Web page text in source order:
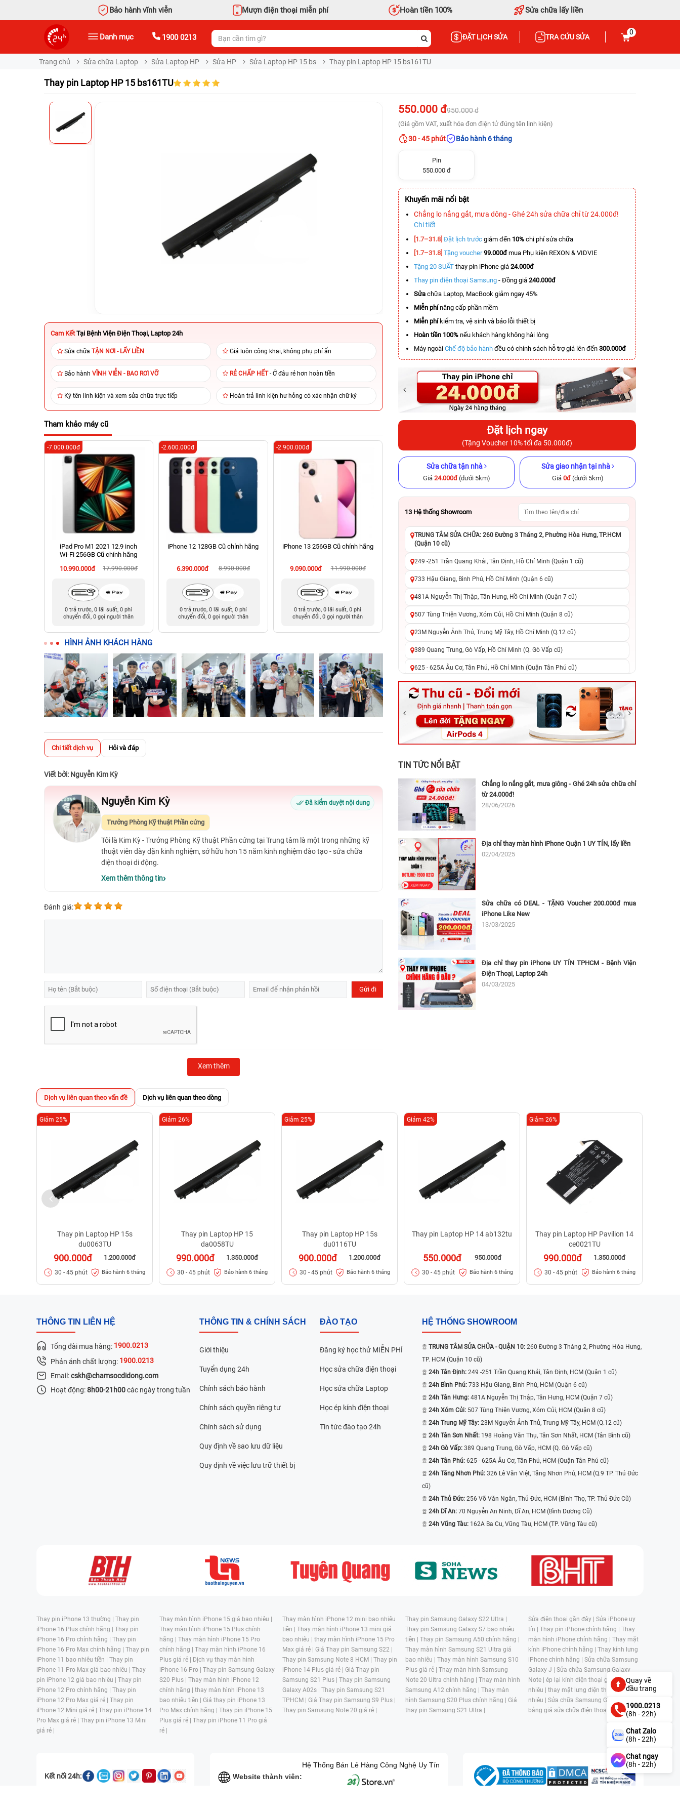
Bảo hành vĩnh viễn Mượn điện thoại miễn phí Hoàn tiền 100% Sửa chữa lấy liền
Danh mục 1900 0213 ĐẶT LỊCH SỬA TRA CỨU SỬA
0
Trang chủ Sửa chữa Laptop Sửa Laptop HP Sửa HP Sửa Laptop HP 15 bs Thay pin Laptop HP 15 bs161TU
Thay pin Laptop HP 15 bs161TU
Cam Kết Tại Bệnh Viện Điện Thoại, Laptop 24h
Sửa chữa TẬN NƠI - LẤY LIỀN Giá luôn công khai, không phụ phí ẩn
Bảo hành VĨNH VIỄN - BAO RƠI VỠ RẺ CHẤP HẾT- Ở đâu rẻ hơn hoàn tiền
Ký tên linh kiện và xem sửa chữa trực tiếp Hoàn trả linh kiện hư hỏng có xác nhận chữ ký
Tham khảo máy cũ
iPad Pro M1 2021 12.9 inch
Wi‑Fi 256GB Cũ chính hãng
10.990.000đ
17.990.000đ
-7.000.000đ
0 trả trước, 0 lãi suất, 0 phí
chuyển đổi, 0 gọi người thân
iPhone 12 128GB Cũ chính hãng
6.390.000đ 8.990.000đ
-2.600.000đ
0 trả trước, 0 lãi suất, 0 phí
chuyển đổi, 0 gọi người thân
iPhone 13 256GB Cũ chính hãng
9.090.000đ 11.990.000đ
-2.900.000đ
0 trả trước, 0 lãi suất, 0 phí
chuyển đổi, 0 gọi người thân
iPhone XS Max 512GB Cũ chính
hãng
6.490.000đ
13.290.000đ
-6.800.000đ
chuyển đổi, 0 gọi người thân
hãng
14.090.000đ
17.990.000đ
-3.900.000đ
chuyển đổi, 0 gọi người thân
-2.700.000đ
HÌNH ẢNH KHÁCH HÀNG
Chi tiết dịch vụ Hỏi và đáp
Viết bởi: Nguyễn Kim Kỳ
Nguyễn Kim Kỳ Đã kiểm duyệt nội dung
Trưởng Phòng Kỹ thuật Phần cứng
Tôi là Kim Kỳ - Trưởng Phòng Kỹ thuật Phần cứng tại Trung tâm là một trong những kỹ
thuật viên dày dặn kinh nghiệm, sở hữu hơn 15 năm kinh nghiệm đào tạo - sửa chữa
điện thoại di động.
Xem thêm thông tin
Đánh giá:
Xem thêm
550.000 đ950.000 đ
(Giá gồm VAT, xuất hóa đơn điện tử đúng tên linh kiện)
30 - 45 phút Bảo hành 6 tháng
Pin
550.000 đ
Khuyến mãi nổi bật
Chẳng lo nắng gắt, mưa dông - Ghé 24h sửa chữa chỉ từ 24.000đ!
Chi tiết
[1.7–31.8] Đặt lịch trước giảm đến 10% chi phí sửa chữa
[1.7–31.8] Tặng voucher 99.000đmua Phụ kiện REXON & VIDVIE
Tặng 20 SUẤT thay pin iPhone giá 24.000đ
Thay pin điện thoại Samsung - Đồng giá 240.000đ
Sửa chữa Laptop, MacBook giảm ngay 45%
Miễn phínâng cấp phần mềm
Miễn phíkiểm tra, vệ sinh và báo lỗi thiết bị
Hoàn tiền 100% nếu khách hàng không hài lòng
Máy ngoài Chế độ bảo hành đều có chính sách hỗ trợ giá lên đến 300.000đ
Đặt lịch ngay
(Tặng Voucher 10% tối đa 50.000đ)
Sửa chữa tận nhà
Giá 24.000đ(dưới 5km)
Sửa giao nhận tại nhà
Giá 0đ(dưới 5km)
13 Hệ thống Showroom
TRUNG TÂM SỬA CHỮA: 260 Đường 3 Tháng 2, Phường Hòa Hưng, TP.HCM
(Quận 10 cũ)
249 -251 Trần Quang Khải, Tân Định, Hồ Chí Minh (Quận 1 cũ)
733 Hậu Giang, Bình Phú, Hồ Chí Minh (Quận 6 cũ)
481A Nguyễn Thị Thập, Tân Hưng, Hồ Chí Minh (Quận 7 cũ)
507 Tùng Thiện Vương, Xóm Củi, Hồ Chí Minh (Quận 8 cũ)
23M Nguyễn Ảnh Thủ, Trung Mỹ Tây, Hồ Chí Minh (Q.12 cũ)
389 Quang Trung, Gò Vấp, Hồ Chí Minh (Q. Gò Vấp cũ)
625 - 625A Âu Cơ, Tân Phú, Hồ Chí Minh (Quận Tân Phú cũ)
326 Lê Văn Việt, Tăng Nhơn Phú, Hồ Chí Minh (Q.9 TP. Thủ Đức cũ)
256 Võ Văn Ngân, Thủ Đức, Hồ Chí Minh (Bình Thọ, TP. Thủ Đức Cũ)
70 Nguyễn An Ninh, Dĩ An, Hồ Chí Minh (Bình Dương Cũ)
24h Vũng Tàu: 162A Ba Cu, Vũng Tàu, Hồ Chí Minh (TP. Vũng Tàu cũ)
TIN TỨC NỔI BẬT
Chẳng lo nắng gắt, mưa giông - Ghé 24h sửa chữa chỉ
từ 24.000đ!
28/06/2026
Địa chỉ thay màn hình iPhone Quận 1 UY TÍN, lấy liền
02/04/2025
Sửa chữa có DEAL - TẶNG Voucher 200.000đ mua
iPhone Like New
13/03/2025
Địa chỉ thay pin iPhone UY TÍN TPHCM - Bệnh Viện
Điện Thoại, Laptop 24h
04/03/2025
Dịch vụ liên quan theo vấn đề Dịch vụ liên quan theo dòng
Thay pin Laptop HP 15s
du0063TU
900.000đ 1.200.000đ
Giảm 25%
30 - 45 phút Bảo hành 6 tháng
Thay pin Laptop HP 15
da0058TU
990.000đ 1.350.000đ
Giảm 26%
30 - 45 phút Bảo hành 6 tháng
Thay pin Laptop HP 15s
du0116TU
900.000đ 1.200.000đ
Giảm 25%
30 - 45 phút Bảo hành 6 tháng
Thay pin Laptop HP 14 ab132tu
550.000đ 950.000đ
Giảm 42%
30 - 45 phút Bảo hành 6 tháng
Thay pin Laptop HP Pavilion 14
ce0021TU
990.000đ 1.350.000đ
Giảm 26%
30 - 45 phút Bảo hành 6 tháng
THÔNG TIN LIÊN HỆ
Tổng đài mua hàng: 1900.0213
Phản ánh chất lượng: 1900.0213
Email:cskh@chamsocdidong.com
Hoạt động:8h00-21h00các ngày trong tuần
THÔNG TIN & CHÍNH SÁCH
Giới thiệu
Tuyển dụng 24h
Chính sách bảo hành
Chính sách quyền riêng tư
Chính sách sử dụng
Quy định về sao lưu dữ liệu
Quy định về việc lưu trữ thiết bị
ĐÀO TẠO
Đăng ký học thử MIỄN PHÍ
Học sửa chữa điện thoại
Học sửa chữa Laptop
Học ép kính điện thoại
Tin tức đào tạo 24h
HỆ THỐNG SHOWROOM
TRUNG TÂM SỬA CHỮA - QUẬN 10: 260 Đường 3 Tháng 2, Phường Hòa Hưng,
TP. HCM (Quận 10 cũ)
24h Tân Định: 249 -251 Trần Quang Khải, Tân Định, HCM (Quận 1 cũ)
24h Bình Phú: 733 Hậu Giang, Bình Phú, HCM (Quận 6 cũ)
24h Tân Hưng: 481A Nguyễn Thị Thập, Tân Hưng, HCM (Quận 7 cũ)
24h Xóm Củi: 507 Tùng Thiện Vương, Xóm Củi, HCM (Quận 8 cũ)
24h Trung Mỹ Tây: 23M Nguyễn Ảnh Thủ, Trung Mỹ Tây, HCM (Q.12 cũ)
24h Tân Sơn Nhất: 198 Hoàng Văn Thụ, Tân Sơn Nhất, HCM (Tân Bình cũ)
24h Gò Vấp: 389 Quang Trung, Gò Vấp, HCM (Q. Gò Vấp cũ)
24h Tân Phú: 625 - 625A Âu Cơ, Tân Phú, HCM (Quận Tân Phú cũ)
24h Tăng Nhơn Phú: 326 Lê Văn Việt, Tăng Nhơn Phú, HCM (Q.9 TP. Thủ Đức
cũ)
24h Thủ Đức: 256 Võ Văn Ngân, Thủ Đức, HCM (Bình Thọ, TP. Thủ Đức Cũ)
24h Dĩ An: 70 Nguyễn An Ninh, Dĩ An, HCM (Bình Dương Cũ)
24h Vũng Tàu: 162A Ba Cu, Vũng Tàu, HCM (TP. Vũng Tàu cũ)
Thay pin iPhone 13 thường | Thay pin
iPhone 16 Plus chính hãng | Thay pin
iPhone 16 Pro chính hãng | Thay pin
iPhone 16 Pro Max chính hãng | Thay pin
iPhone 11 bao nhiêu tiền | Thay pin
iPhone 11 Pro Max giá bao nhiêu | Thay
pin iPhone 12 giá bao nhiêu | Thay pin
iPhone 12 Pro chính hãng | Thay pin
iPhone 12 Pro Max giá rẻ | Thay pin
iPhone 12 Mini giá rẻ | Thay pin iPhone 14
Pro Max giá rẻ | Thay pin iPhone 13 Mini
giá rẻ |
Thay màn hình iPhone 15 giá bao nhiêu |
Thay màn hình iPhone 15 Plus chính
hãng | Thay màn hình iPhone 15 Pro
chính hãng | Thay màn hình iPhone 16
Plus giá rẻ | Dịch vụ thay màn hình
iPhone 16 Pro | Thay pin Samsung Galaxy
S20 Plus | Thay màn hình iPhone 12
chính hãng | thay màn hình iPhone 13
bao nhiêu tiền | Giá thay pin iPhone 13
Pro Max chính hãng | Thay pin iPhone 15
Plus giá rẻ | Thay pin iPhone 11 Pro giá
rẻ |
Thay màn hình iPhone 12 mini bao nhiêu
tiền | Thay màn hình iPhone 13 mini giá
bao nhiêu | thay màn hình iPhone 15 Pro
Max giá rẻ | Giá Thay pin Samsung S22 |
Thay pin Samsung Note 8 HCM | Thay pin
iPhone 14 Plus giá rẻ | Giá Thay pin
Samsung S21 Plus | Thay pin Samsung
Galaxy A02s | Thay pin Samsung S21
TPHCM | Giá Thay pin Samsung S9 Plus |
Thay pin Samsung Note 20 giá rẻ |
Thay pin Samsung Galaxy S22 Ultra |
Thay pin Samsung Galaxy S7 bao nhiêu
tiền | Thay pin Samsung A50 chính hãng |
Thay màn hình Samsung S21 Ultra giá
bao nhiêu | Thay màn hình Samsung S10
Plus giá rẻ | Thay màn hình Samsung
Note 20 Ultra chính hãng | Thay màn hình
Samsung A12 chính hãng | Thay màn
hình Samsung S20 Plus chính hãng | Giá
thay pin Samsung S21 Ultra |
Sửa điện thoại gần đây | Sửa iPhone uy
tín | Thay pin iPhone chính hãng | Thay
màn hình iPhone chính hãng | Thay mặt
kính iPhone chính hãng | Thay kính lưng
iPhone chính hãng | Sửa chữa Samsung
Galaxy J | Sửa chữa Samsung Galaxy
Note | ép lại kính điện thoại giá bao
nhiêu | thay mặt lưng điện thoại giá bao
nhiêu | Sửa chữa Samsung Galaxy S |
bảng giá sửa chữa điện thoại samsung |
Kết nối 24h: Website thành viên:
Hệ Thống Bán Lẻ Hàng Công Nghệ Uy Tín
Quay về
đầu trang
1900.0213
(8h - 22h)
Chat Zalo
(8h - 22h)
Chat ngay
(8h - 22h)